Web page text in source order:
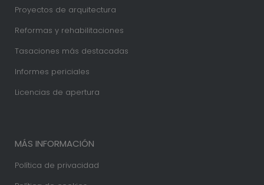
Proyectos de arquitectura
Reformas y rehabilitaciones
Tasaciones más destacadas
Informes periciales
Licencias de apertura
MÁS INFORMACIÓN
Política de privacidad